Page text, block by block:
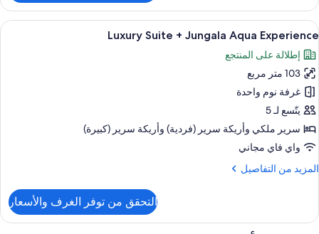
10
Luxury Suite + Jungala Aqua
إطلالة على المنتجع
103 متر مربع
غرفة نوم واحدة
يتّسع لـ 5
سرير ملكي‫‬ وأريكة سرير (فردية)‫‬ وأريكة سرير (كبيرة)
واي فاي مجاني
من التفاصيل
التحقق من توفر الغرف والأسعار